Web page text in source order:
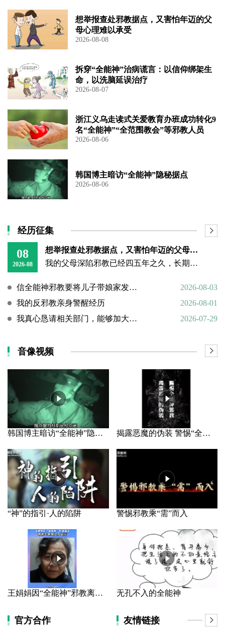
想举报查处邪教据点，又害怕年迈的父
母心理难以承受
2026-08-08
拆穿“全能神”治病谎言：以信仰绑架生
命，以洗脑延误治疗
2026-08-07
浙江义乌走读式关爱教育办班成功转化9
名“全能神”“全范围教会”等邪教人员
2026-08-06
韩国博主暗访“全能神”隐秘据点
2026-08-06
经历征集
08
2026-08
想举报查处邪教据点，又害怕年迈的父母心理难以承受
我的父母深陷邪教已经四五年之久，长期的洗脑已经深深困住他们的思想。昨日我回到老家，看见年迈双亲憔悴疲惫的模样，内心万分揪心难受。
信全能神邪教要将儿子带娘家发展成信徒
2026-08-03
我的反邪教亲身警醒经历
2026-08-01
我真心恳请相关部门，能够加大对“全能神”邪教的打击力度
2026-07-29
音像视频
韩国博主暗访“全能神”隐秘据点 揭露恶魔的伪装 警惕“全能神”邪教
“神”的指引·人的陷阱 警惕邪教乘“需”而入
王娟娟因“全能神”邪教离家 母亲长年哭泣几近盲 无孔不入的全能神
官方合作 友情链接